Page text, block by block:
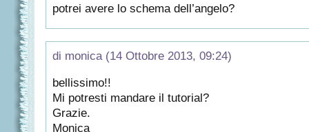
potrei avere lo schema dell’angelo?
di monica (14 Ottobre 2013, 09:24)
bellissimo!!
Mi potresti mandare il tutorial?
Grazie.
Monica